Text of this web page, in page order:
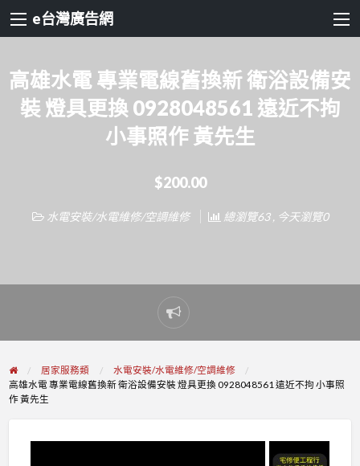
e台灣廣告網
高雄水電 專業電線舊換新 衛浴設備安
裝 燈具更換 0928048561 遠近不拘
小事照作 黃先生
$200.00
水電安裝/水電維修/空調維修 總瀏覽63 , 今天瀏覽0
Report
problem
居家服務類
水電安裝/水電維修/空調維修
高雄水電 專業電線舊換新 衛浴設備安裝 燈具更換 0928048561 遠近不拘 小事照
作 黃先生